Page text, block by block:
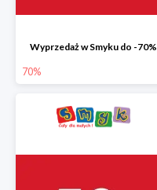
Wyprzedaż w Smyku do -70%
70%